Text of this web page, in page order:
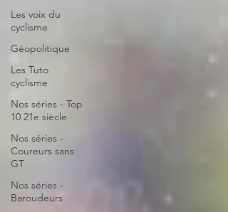
Les voix du
cyclisme
Géopolitique
Les Tuto
cyclisme
Nos séries - Top
10 21e siècle
Nos séries -
Coureurs sans
GT
Nos séries -
Baroudeurs